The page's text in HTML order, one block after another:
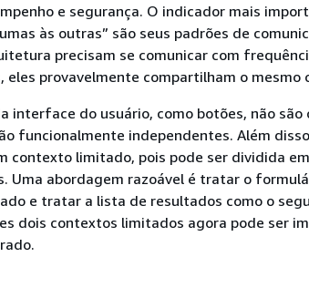
e segurança. O indicador mais
às outras” são seus padrões de
precisam se comunicar com
eles provavelmente compartilham o
interface do usuário, como botões, não são
funcionalmente independentes. Além
contexto limitado, pois pode ser dividida
Uma abordagem razoável é tratar o
e tratar a lista de resultados como o
dois contextos limitados agora pode ser